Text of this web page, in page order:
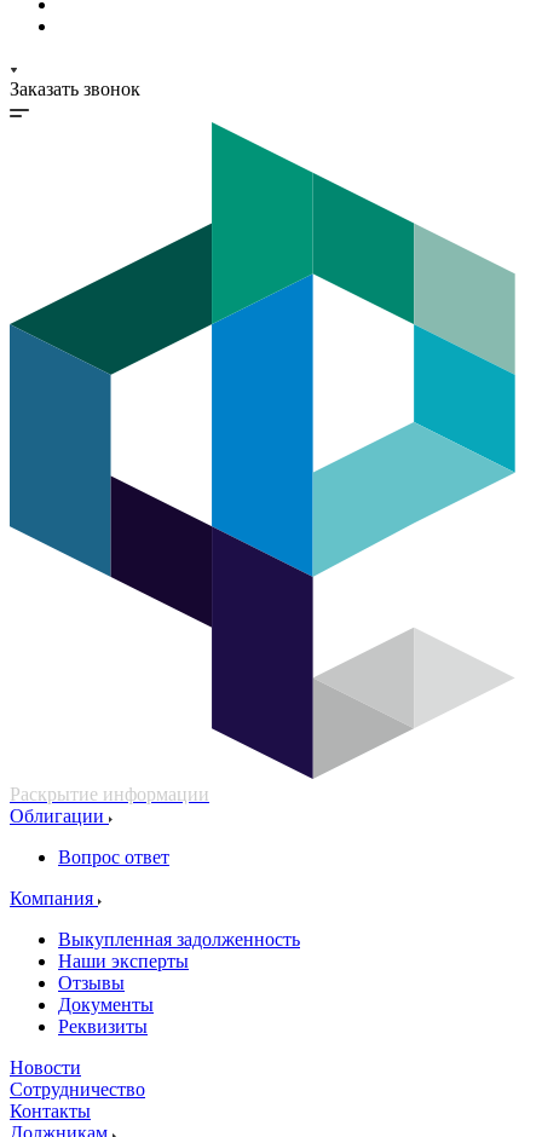
Заказать звонок
Раскрытие информации
Облигации
Вопрос ответ
Компания
Выкупленная задолженность
Наши эксперты
Отзывы
Документы
Реквизиты
Новости
Сотрудничество
Контакты
Должникам